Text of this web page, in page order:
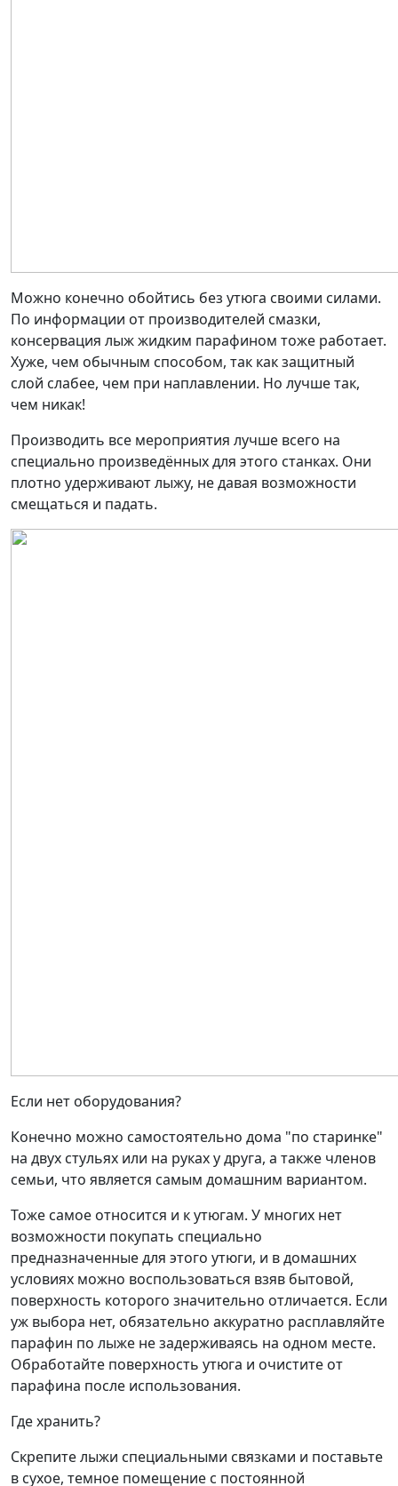
Можно конечно обойтись без утюга своими силами.
По информации от производителей смазки,
консервация лыж жидким парафином тоже работает.
Хуже, чем обычным способом, так как защитный
слой слабее, чем при наплавлении. Но лучше так,
чем никак!
Производить все мероприятия лучше всего на
специально произведённых для этого станках. Они
плотно удерживают лыжу, не давая возможности
смещаться и падать.
Если нет оборудования?
Конечно можно самостоятельно дома "по старинке"
на двух стульях или на руках у друга, а также членов
семьи, что является самым домашним вариантом.
Тоже самое относится и к утюгам. У многих нет
возможности покупать специально
предназначенные для этого утюги, и в домашних
условиях можно воспользоваться взяв бытовой,
поверхность которого значительно отличается. Если
уж выбора нет, обязательно аккуратно расплавляйте
парафин по лыже не задерживаясь на одном месте.
Обработайте поверхность утюга и очистите от
парафина после использования.
Где хранить?
Скрепите лыжи специальными связками и поставьте
в сухое, темное помещение с постоянной